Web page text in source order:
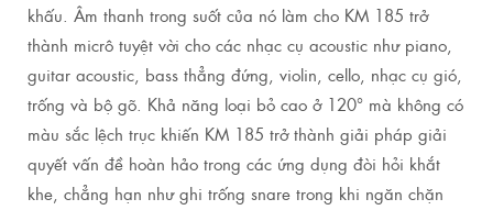
khấu. Âm thanh trong suốt của nó làm cho KM 185 trở
thành micrô tuyệt vời cho các nhạc cụ acoustic như piano,
guitar acoustic, bass thẳng đứng, violin, cello, nhạc cụ gió,
trống và bộ gõ. Khả năng loại bỏ cao ở 120° mà không có
màu sắc lệch trục khiến KM 185 trở thành giải pháp giải
quyết vấn đề hoàn hảo trong các ứng dụng đòi hỏi khắt
khe, chẳng hạn như ghi trống snare trong khi ngăn chặn